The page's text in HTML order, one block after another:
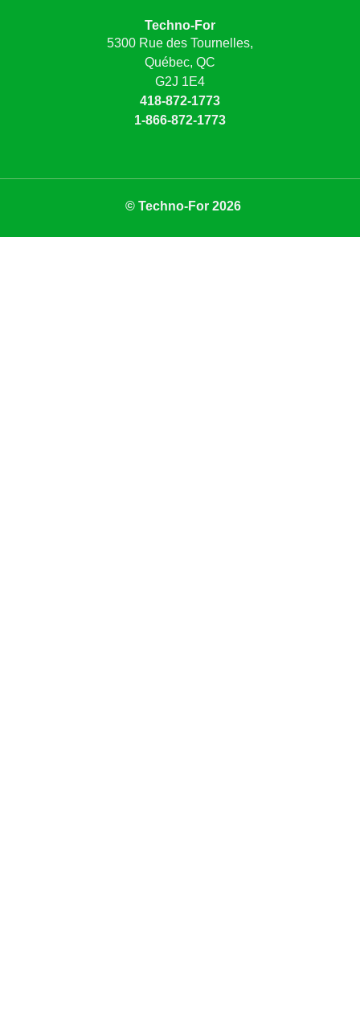
Techno-For
5300 Rue des Tournelles,
Québec, QC
G2J 1E4
418-872-1773
1-866-872-1773
© Techno-For 2026